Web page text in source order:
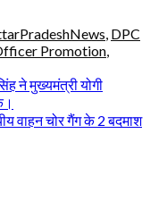
, DPC
Promotion,
ने मुख्यमंत्री योगी
वाहन चोर गैंग के 2 बदमाश